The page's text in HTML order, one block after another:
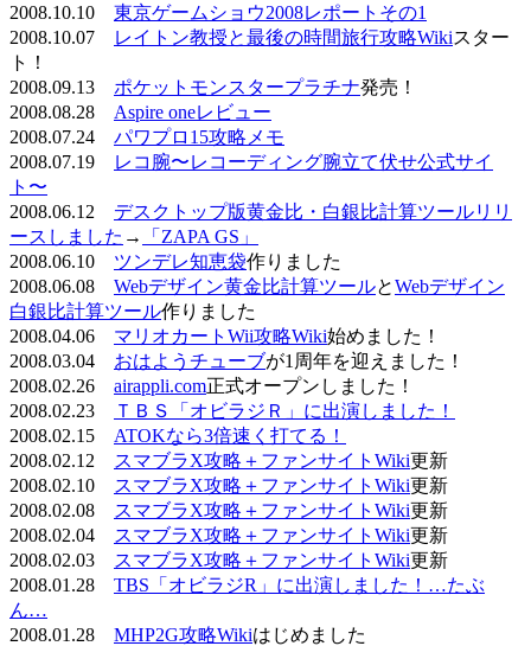
2008.10.10 東京ゲームショウ2008レポートその1
2008.10.07
レイトン教授と最後の時間旅行攻略Wikiスター
ト！
2008.09.13 ポケットモンスタープラチナ発売！
2008.08.28 Aspire oneレビュー
2008.07.24 パワプロ15攻略メモ
2008.07.19
レコ腕〜レコーディング腕立て伏せ公式サイ
ト〜
2008.06.12 デスクトップ版黄金比・白銀比計算ツールリリ
ースしました →
「ZAPA GS」
2008.06.10 ツンデレ知恵袋作りました
2008.06.08 Webデザイン黄金比計算ツールとWebデザイン
白銀比計算ツール作りました
2008.04.06 マリオカートWii攻略Wiki始めました！
2008.03.04 おはようチューブが1周年を迎えました！
2008.02.26 airappli.com正式オープンしました！
2008.02.23
ＴＢＳ「オビラジＲ」に出演しました！
2008.02.15 ATOKなら3倍速く打てる！
2008.02.12
スマブラX攻略＋ファンサイトWiki更新
2008.02.10
スマブラX攻略＋ファンサイトWiki更新
2008.02.08
スマブラX攻略＋ファンサイトWiki更新
2008.02.04
スマブラX攻略＋ファンサイトWiki更新
2008.02.03
スマブラX攻略＋ファンサイトWiki更新
2008.01.28 TBS「オビラジR」に出演しました！…たぶ
ん…
2008.01.28 MHP2G攻略Wikiはじめました